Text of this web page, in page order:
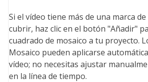
Si el vídeo tiene más de una marca
cubrir, haz clic en el botón "Añadir"
cuadrado de mosaico a tu proyecto.
Mosaico pueden aplicarse
vídeo; no necesitas ajustar
en la línea de tiempo.